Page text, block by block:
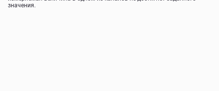
значения.